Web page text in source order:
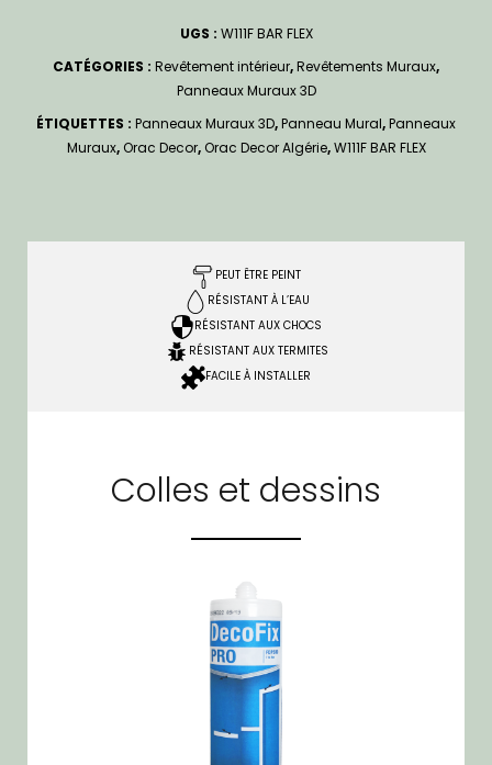
UGS : W111F BAR FLEX
CATÉGORIES : Revêtement intérieur,Revêtements Muraux,
Panneaux Muraux 3D
ÉTIQUETTES : Panneaux Muraux 3D,Panneau Mural,Panneaux
Muraux,Orac Decor,Orac Decor Algérie,W111F BAR FLEX
PEUT ÊTRE PEINT
RÉSISTANT À L’EAU
RÉSISTANT AUX CHOCS
RÉSISTANT AUX TERMITES
FACILE À INSTALLER
Colles et dessins